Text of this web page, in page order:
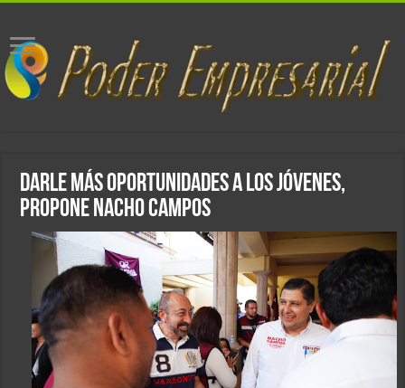
Darle más oportunidades a los jóvenes,
propone Nacho Campos